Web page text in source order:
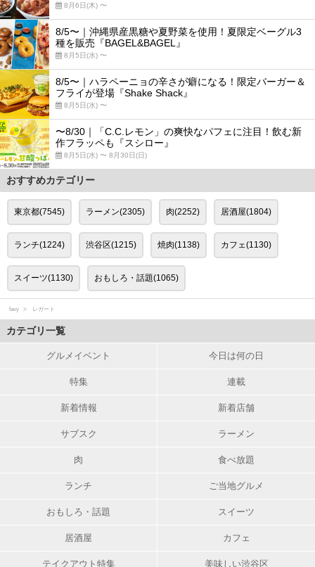
8月6日(木) 〜
8/5〜｜沖縄県産黒糖や夏野菜を使用！夏限定ベーグル3
種を販売『BAGEL&BAGEL』
8月5日(水) 〜
8/5〜｜ハラペーニョの辛さが癖になる！限定バーガー＆
フライが登場『Shake Shack』
8月5日(水) 〜
〜8/30｜「C.C.レモン」の爽快なパフェに注目！飲む新
作フラッペも『スシロー』
8月5日(水) 〜 8月30日(日)
おすすめカテゴリー
東京都(7545) ラーメン(2305) 肉(2252) 居酒屋(1804)
ランチ(1224) 渋谷区(1215) 焼肉(1138) カフェ(1130)
スイーツ(1130) おもしろ・話題(1065)
favy レガート
カテゴリ一覧
グルメイベント 今日は何の日
特集 連載
新着情報 新着店舗
サブスク ラーメン
肉 食べ放題
ランチ ご当地グルメ
おもしろ・話題 スイーツ
居酒屋 カフェ
テイクアウト特集 美味しい渋谷区